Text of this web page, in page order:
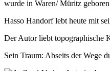
wurde in Waren/ Müritz
Hasso Handorf lebt heute mit
Der Autor liebt topographische
Sein Traum: Abseits der Wege